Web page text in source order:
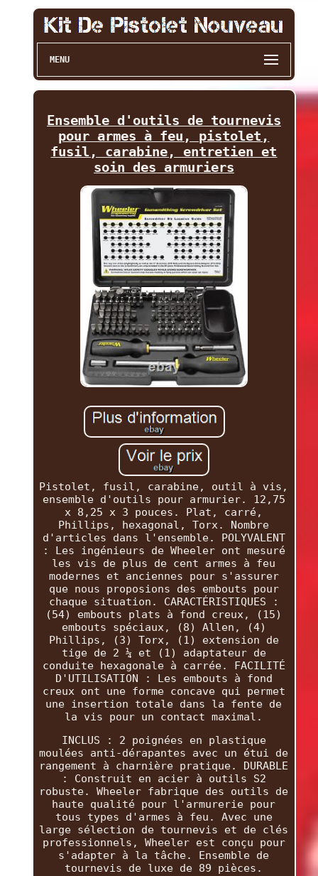
MENU
Ensemble d'outils de tournevis
pour armes à feu, pistolet,
fusil, carabine, entretien et
soin des armuriers
Pistolet, fusil, carabine, outil à vis,
ensemble d'outils pour armurier. 12,75
x 8,25 x 3 pouces. Plat, carré,
Phillips, hexagonal, Torx. Nombre
d'articles dans l'ensemble. POLYVALENT
: Les ingénieurs de Wheeler ont mesuré
les vis de plus de cent armes à feu
modernes et anciennes pour s'assurer
que nous proposions des embouts pour
chaque situation. CARACTÉRISTIQUES :
(54) embouts plats à fond creux, (15)
embouts spéciaux, (8) Allen, (4)
Phillips, (3) Torx, (1) extension de
tige de 2 ¼ et (1) adaptateur de
conduite hexagonale à carrée. FACILITÉ
D'UTILISATION : Les embouts à fond
creux ont une forme concave qui permet
une insertion totale dans la fente de
la vis pour un contact maximal.
INCLUS : 2 poignées en plastique
moulées anti-dérapantes avec un étui de
rangement à charnière pratique. DURABLE
: Construit en acier à outils S2
robuste. Wheeler fabrique des outils de
haute qualité pour l'armurerie pour
tous types d'armes à feu. Avec une
large sélection de tournevis et de clés
professionnels, Wheeler est conçu pour
s'adapter à la tâche. Ensemble de
tournevis de luxe de 89 pièces.